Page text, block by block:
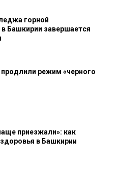
горной
Башкирии завершается
режим «черного
приезжали»: как
в Башкирии